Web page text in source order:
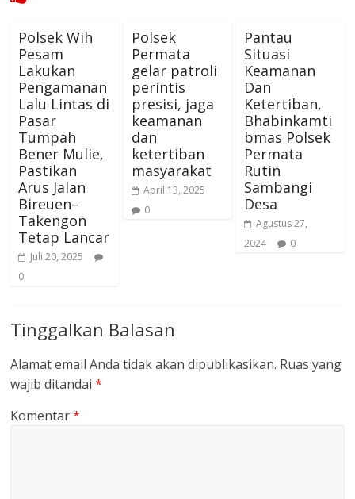
Polsek Wih
Pesam
Lakukan
Pengamanan
Lalu Lintas di
Pasar
Tumpah
Bener Mulie,
Pastikan
Arus Jalan
Bireuen–
Takengon
Tetap Lancar
Juli 20, 2025
0
Polsek
Permata
gelar patroli
perintis
presisi, jaga
keamanan
dan
ketertiban
masyarakat
April 13, 2025
0
Pantau
Situasi
Keamanan
Dan
Ketertiban,
Bhabinkamti
bmas Polsek
Permata
Rutin
Sambangi
Desa
Agustus 27,
2024
0
Tinggalkan Balasan
Alamat email Anda tidak akan dipublikasikan. Ruas yang
wajib ditandai*
Komentar*